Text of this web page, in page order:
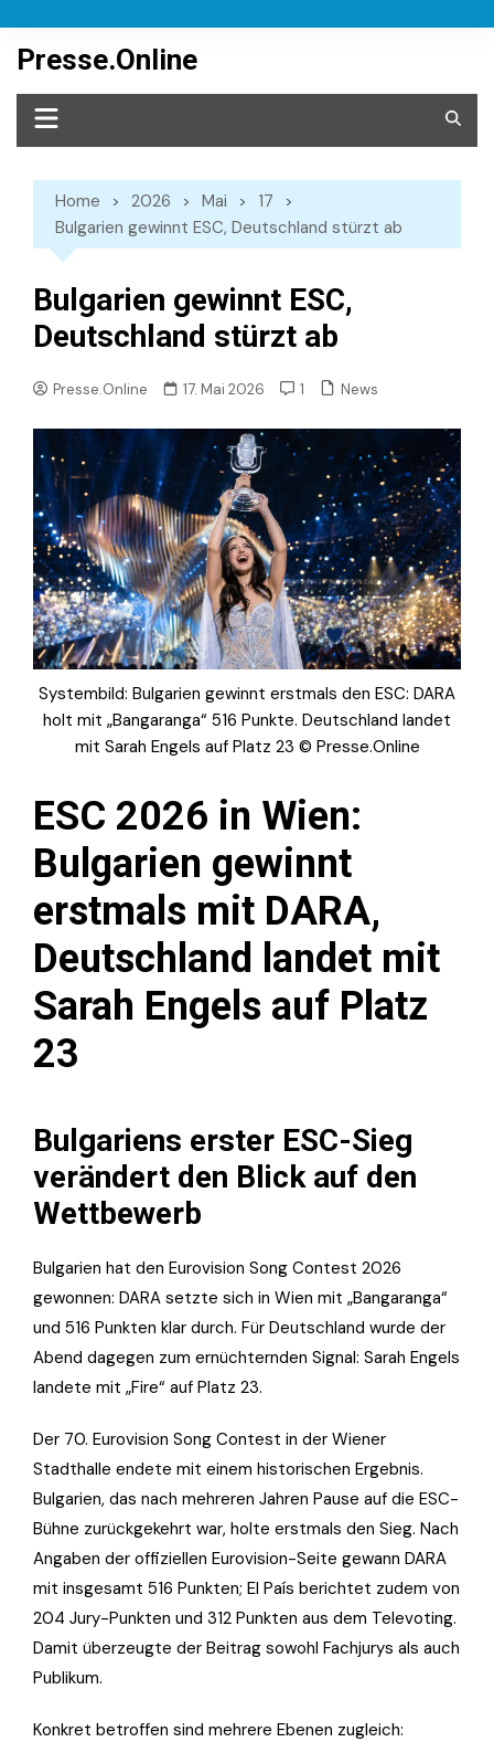
content
Presse.Online
Home 2026 Mai
17
Bulgarien gewinnt ESC, Deutschland stürzt ab
Bulgarien gewinnt ESC,
Deutschland stürzt ab
Presse.Online 17. Mai 2026 1 News
Systembild: Bulgarien gewinnt erstmals den ESC: DARA
holt mit „Bangaranga“ 516 Punkte. Deutschland landet
mit Sarah Engels auf Platz 23 © Presse.Online
ESC 2026 in Wien:
Bulgarien gewinnt
erstmals mit DARA,
Deutschland landet mit
Sarah Engels auf Platz
23
Bulgariens erster ESC-Sieg
verändert den Blick auf den
Wettbewerb
Bulgarien hat den Eurovision Song Contest 2026
gewonnen: DARA setzte sich in Wien mit „Bangaranga“
und 516 Punkten klar durch. Für Deutschland wurde der
Abend dagegen zum ernüchternden Signal: Sarah Engels
landete mit „Fire“ auf Platz 23.
Der 70. Eurovision Song Contest in der Wiener
Stadthalle endete mit einem historischen Ergebnis.
Bulgarien, das nach mehreren Jahren Pause auf die ESC-
Bühne zurückgekehrt war, holte erstmals den Sieg. Nach
Angaben der offiziellen Eurovision-Seite gewann DARA
mit insgesamt 516 Punkten; El País berichtet zudem von
204 Jury-Punkten und 312 Punkten aus dem Televoting.
Damit überzeugte der Beitrag sowohl Fachjurys als auch
Publikum.
Konkret betroffen sind mehrere Ebenen zugleich: